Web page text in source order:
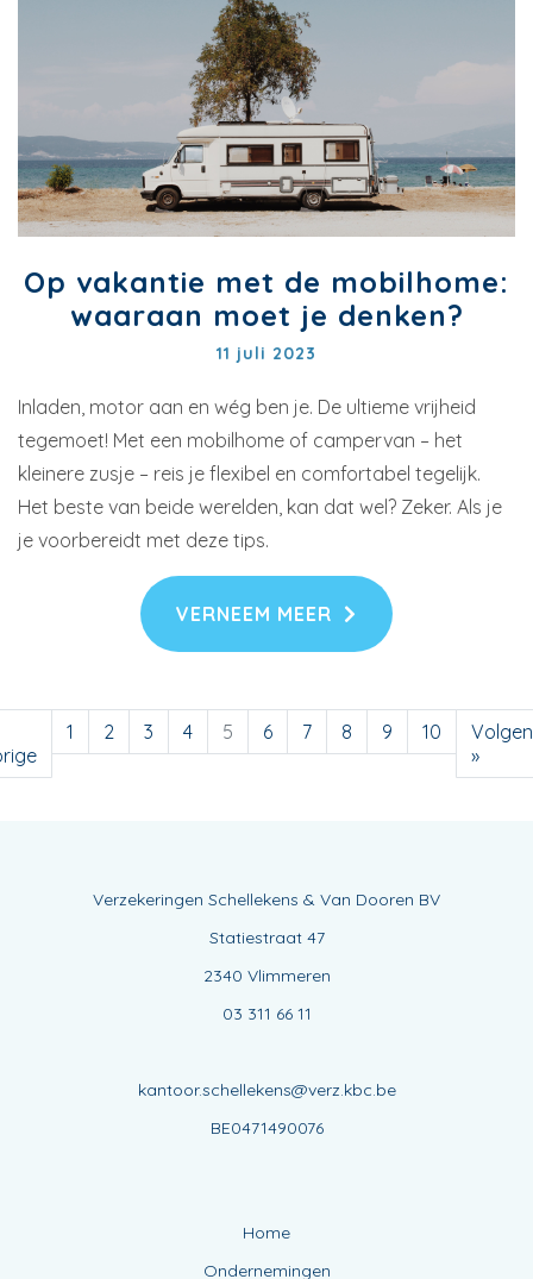
Op vakantie met de mobilhome:
waaraan moet je denken?
11 juli 2023
Inladen, motor aan en wég ben je. De ultieme vrijheid
tegemoet! Met een mobilhome of campervan – het
kleinere zusje – reis je flexibel en comfortabel tegelijk.
Het beste van beide werelden, kan dat wel? Zeker. Als je
je voorbereidt met deze tips.
VERNEEM MEER
1 2 3 4 5 6 7 8 9 10
»
Verzekeringen Schellekens & Van Dooren BV
Statiestraat 47
2340 Vlimmeren
03 311 66 11
kantoor.schellekens@verz.kbc.be
BE0471490076
Home
Ondernemingen